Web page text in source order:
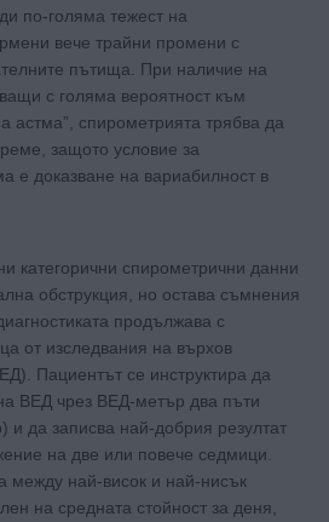
по-голяма тежест на
вече трайни промени с
пътища. При наличие на
с голяма вероятност към
астма”, спирометрията трябва да
защото условие за
е доказване на вариабилност в
категорични спирометрични данни
обструкция, но остава съмнения
продължава с
от изследвания на върхов
Пациентът се инструктира да
ВЕД чрез ВЕД-метър два пъти
и да записва най-добрия резултат
на две или повече седмици.
между най-висок и най-нисък
на среднaта стойност за деня,